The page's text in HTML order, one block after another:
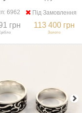
6962 Під Замовлення
грн 113 400 грн
Золото